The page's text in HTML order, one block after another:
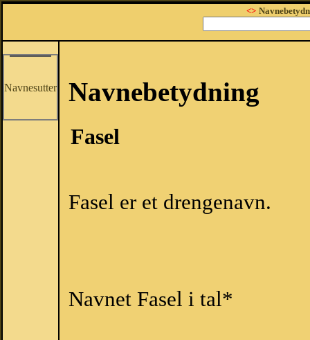
<>
Navnesutter Navnebetydning
Fasel
Fasel er et drengenavn.
Navnet Fasel i tal*